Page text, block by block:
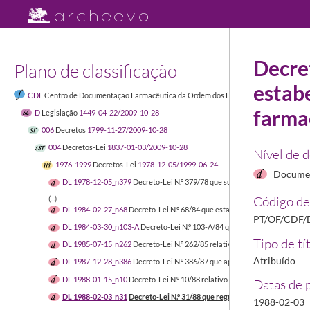
Plano de classificação
CDFCentro de Documentação Farmacêutica da Ordem dos Farmacêuticos 1449-04-
D Legislação 1449-04-22/2009-10-28
006 Decretos 1799-11-27/2009-10-28
004 Decretos-Lei 1837-01-03/2009-10-28
1976-1999 Decretos-Lei 1978-12-05/1999-06-24
DL 1978-12-05_n379 Decreto-Lei N.º 379/78 que suspende a liquidação
(...)
DL 1984-02-27_n68 Decreto-Lei N.º 68/84 que estabelece o regime de
DL 1984-03-30_n103-A Decreto-Lei N.º 103-A/84 que cria a Direcção-Geral
DL 1985-07-15_n262 Decreto-Lei N.º 262/85 relativo ao regime jurídico
DL 1987-12-28_n386 Decreto-Lei N.º 386/87 que aprova o Regulamento
DL 1988-01-15_n10 Decreto-Lei N.º 10/88 relativo à direção técnica dos
DL 1988-02-03_n31 Decreto-Lei N.º 31/88 que regula o direito de
Nível de
Código
PT/OF/
Tipo de
Atribuído
Datas de
1988-02-03